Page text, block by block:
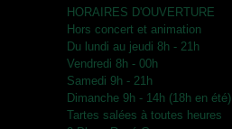
HORAIRES D'OUVERTURE
Hors concert et animation
Du lundi au jeudi 8h - 21h
Vendredi 8h - 00h
Samedi 9h - 21h
Dimanche 9h - 14h (18h en été)
Tartes salées à toutes heures